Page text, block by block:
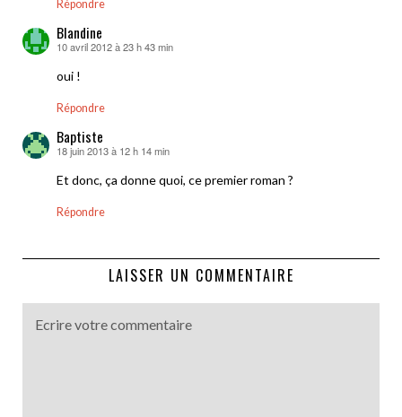
Répondre
Blandine
dit :
10 avril 2012 à 23 h 43 min
oui !
Répondre
Baptiste
dit :
18 juin 2013 à 12 h 14 min
Et donc, ça donne quoi, ce premier roman ?
Répondre
LAISSER UN COMMENTAIRE